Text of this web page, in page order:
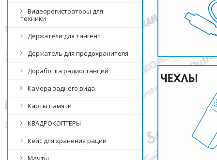
Видеорегистраторы для
техники
Держатели для тангент
Держатель для предохранителя
Доработка радиостанций
Камера заднего вида
Карты памяти
КВАДРОКОПТЕРЫ
Кейс для хранения рации
Мачты